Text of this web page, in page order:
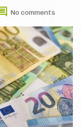
No comments